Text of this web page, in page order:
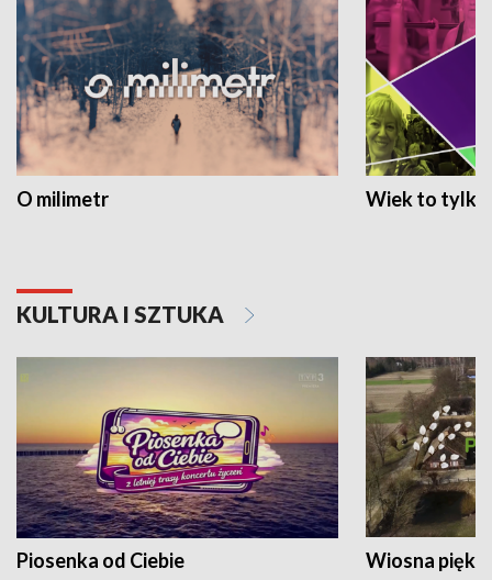
O milimetr Wiek to tylko
KULTURA I SZTUKA
Piosenka od Ciebie Wiosna